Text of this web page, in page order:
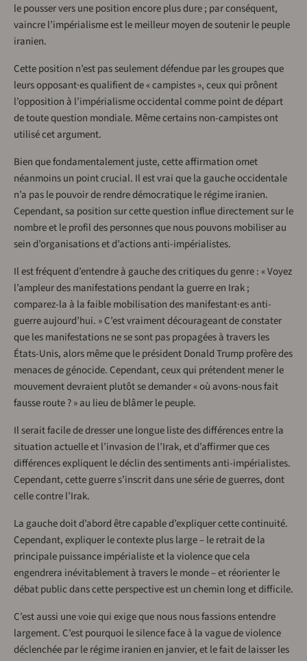
le pousser vers une position encore plus dure ; par conséquent,
vaincre l’impérialisme est le meilleur moyen de soutenir le peuple
iranien.
Cette position n’est pas seulement défendue par les groupes que
leurs opposant·es qualifient de « campistes », ceux qui prônent
l’opposition à l’impérialisme occidental comme point de départ
de toute question mondiale. Même certains non-campistes ont
utilisé cet argument.
Bien que fondamentalement juste, cette affirmation omet
néanmoins un point crucial. Il est vrai que la gauche occidentale
n’a pas le pouvoir de rendre démocratique le régime iranien.
Cependant, sa position sur cette question influe directement sur le
nombre et le profil des personnes que nous pouvons mobiliser au
sein d’organisations et d’actions anti-impérialistes.
Il est fréquent d’entendre à gauche des critiques du genre : « Voyez
l’ampleur des manifestations pendant la guerre en Irak ;
comparez-la à la faible mobilisation des manifestant·es anti-
guerre aujourd’hui. » C’est vraiment décourageant de constater
que les manifestations ne se sont pas propagées à travers les
États-Unis, alors même que le président Donald Trump profère des
menaces de génocide. Cependant, ceux qui prétendent mener le
mouvement devraient plutôt se demander « où avons-nous fait
fausse route ? » au lieu de blâmer le peuple.
Il serait facile de dresser une longue liste des différences entre la
situation actuelle et l’invasion de l’Irak, et d’affirmer que ces
différences expliquent le déclin des sentiments anti-impérialistes.
Cependant, cette guerre s’inscrit dans une série de guerres, dont
celle contre l’Irak.
La gauche doit d’abord être capable d’expliquer cette continuité.
Cependant, expliquer le contexte plus large – le retrait de la
principale puissance impérialiste et la violence que cela
engendrera inévitablement à travers le monde – et réorienter le
débat public dans cette perspective est un chemin long et difficile.
C’est aussi une voie qui exige que nous nous fassions entendre
largement. C’est pourquoi le silence face à la vague de violence
déclenchée par le régime iranien en janvier, et le fait de laisser les